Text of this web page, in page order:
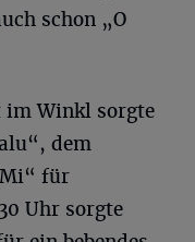
schon „O
im Winkl sorgte
dem
für
Uhr sorgte